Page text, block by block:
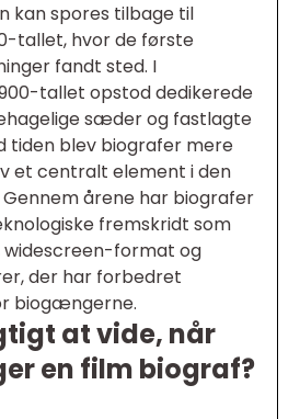
kan spores tilbage til
tallet, hvor de første
fandt sted. I
tallet opstod dedikerede
sæder og fastlagte
tiden blev biografer mere
et centralt element i den
årene har biografer
fremskridt som
widescreen-format og
der har forbedret
biogængerne.
at vide, når
en film biograf?